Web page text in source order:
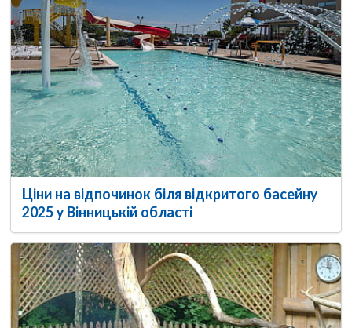
Ціни на відпочинок біля відкритого басейну
2025 у Вінницькій області